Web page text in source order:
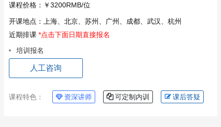
课程价格： ￥3200RMB/位
开课地点：
上海、北京、苏州、广州、成都、武汉、杭州
近期排课 *点击下面日期直接报名
培训报名
人工咨询
课程特色： 资深讲师 可定制内训 课后答疑